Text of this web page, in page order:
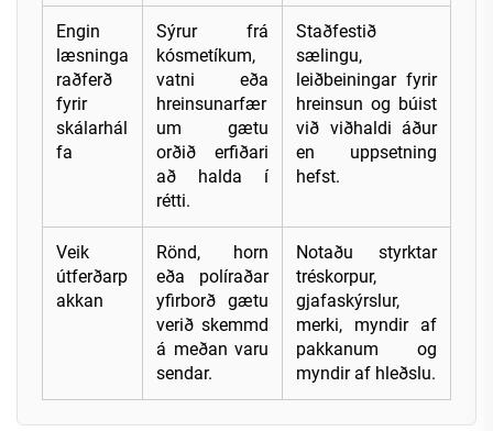
Engin
læsninga
raðferð
fyrir
skálarhál
fa
Sýrur frá
kósmetíkum,
vatni eða
hreinsunarfær
um gætu
orðið erfiðari
að halda í
rétti.
Staðfestið
sælingu,
leiðbeiningar fyrir
hreinsun og búist
við viðhaldi áður
en uppsetning
hefst.
Veik
útferðarp
akkan
Rönd, horn
eða políraðar
yfirborð gætu
verið skemmd
á meðan varu
sendar.
Notaðu styrktar
tréskorpur,
gjafaskýrslur,
merki, myndir af
pakkanum og
myndir af hleðslu.